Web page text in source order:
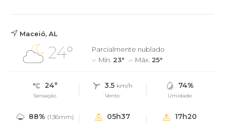
Maceió, AL
24°
Parcialmente nublado
Mín. 23° Máx. 25°
24°
Sensação
3.5 km/h
Vento
74%
Umidade
88% (1.36mm) 05h37 17h20